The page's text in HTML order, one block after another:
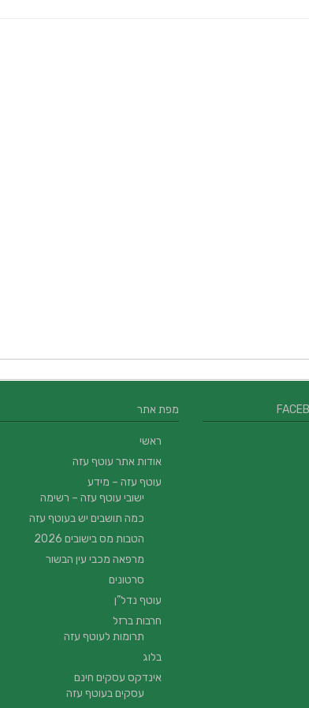
מפת אתר
ראשי
אודות אתר עוטף עזה
עוטף עזה – מידע
ישובי עוטף עזה – רשימה
כמה תושבים יש בעוטף עזה
הטבות מס בישובים 2026
מרפאה מכבי עין הבשור
סרטונים
עוטף נדל”ן
חרבות ברזל
תרומות לעוטף עזה
בלוג
אינדקס עסקים חינם
עסקים בעוטף עזה